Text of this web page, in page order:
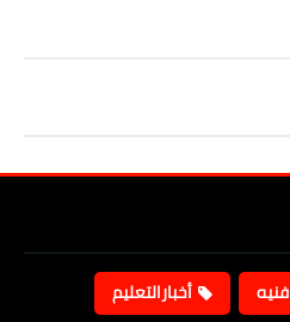
فنيه
أخبارالتعليم